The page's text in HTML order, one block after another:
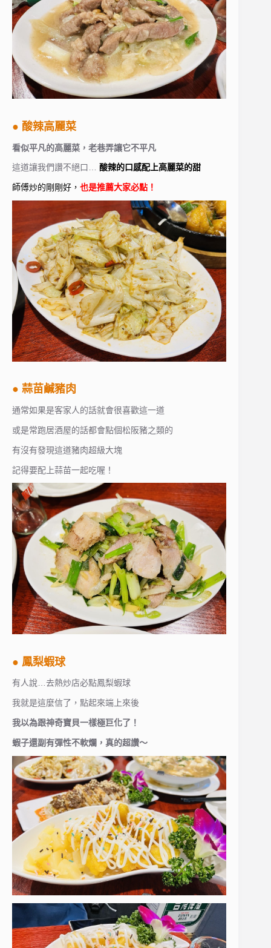
● 酸辣高麗菜
看似平凡的高麗菜，老巷弄讓它不平凡
這道讓我們讚不絕口… 酸辣的口感配上高麗菜的甜
師傅炒的剛剛好， 也是推薦大家必點！
● 蒜苗鹹豬肉
通常如果是客家人的話就會很喜歡這一道
或是常跑居酒屋的話都會點個松阪豬之類的
有沒有發現這道豬肉超級大塊
記得要配上蒜苗一起吃喔！
● 鳳梨蝦球
有人說…去熱炒店必點鳳梨蝦球
我就是這麼信了，點起來端上來後
我以為跟神奇寶貝一樣極巨化了！
蝦子還副有彈性不軟爛，真的超讚～